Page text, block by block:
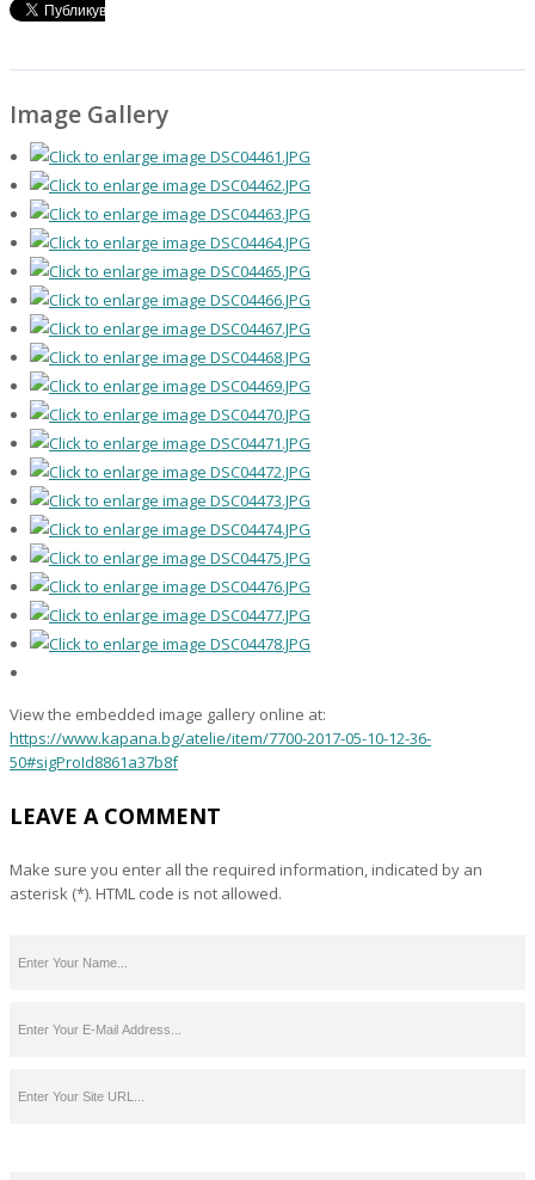
Image Gallery
View the embedded image gallery online at:
https://www.kapana.bg/atelie/item/7700-2017-05-10-12-36-
50#sigProId8861a37b8f
LEAVE A COMMENT
Make sure you enter all the required information, indicated by an
asterisk (*). HTML code is not allowed.